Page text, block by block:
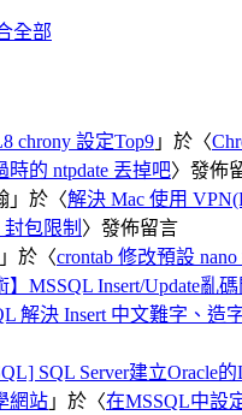
全部
chrony 設定Top9 」於〈
時的 ntpdate 丟掉吧〉發佈
」於〈解決 Mac 使用
包限制 〉發佈留言
」於〈crontab 修改預設
】MSSQL Insert/Update亂
解決 Insert 中文難字、造
SQL Server建立Oracle
網站 」於〈在MSSQL中設